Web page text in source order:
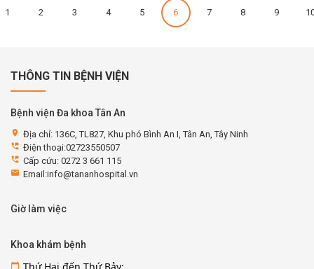
1 2 3 4 5 6 7 8 9
THÔNG TIN BỆNH VIỆN
Bệnh viện Đa khoa Tân An
location_on Địa chỉ: 136C, TL827, Khu phó Bình An I, Tân An, Tây Ninh
perm_phone_msg Điện thoại:02723550507
perm_phone_msg Cấp cứu: 0272 3 661 115
email Email:info@tananhospital.vn
Giờ làm việc
Khoa khám bệnh
calendar_today